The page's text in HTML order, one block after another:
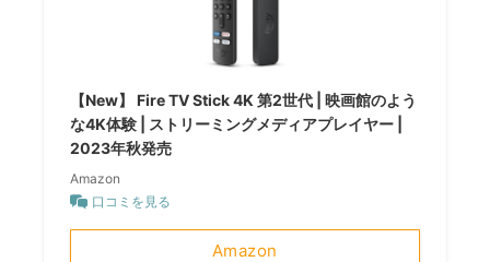
【New】 Fire TV Stick 4K 第2世代 | 映画館のよう
な4K体験 | ストリーミングメディアプレイヤー |
2023年秋発売
Amazon
口コミを見る
Amazon